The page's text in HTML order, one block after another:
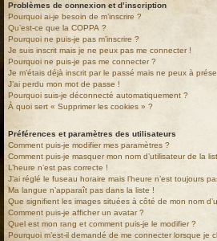
Problèmes de connexion et d’inscription
Pourquoi ai-je besoin de m’inscrire ?
Qu’est-ce que la COPPA ?
Pourquoi ne puis-je pas m’inscrire ?
Je suis inscrit mais je ne peux pas me connecter !
Pourquoi ne puis-je pas me connecter ?
Je m’étais déjà inscrit par le passé mais ne peux à
J’ai perdu mon mot de passe !
Pourquoi suis-je déconnecté automatiquement ?
À quoi sert « Supprimer les cookies » ?
Préférences et paramètres des utilisateurs
Comment puis-je modifier mes paramètres ?
Comment puis-je masquer mon nom d’utilisateur de la
L’heure n’est pas correcte !
J’ai réglé le fuseau horaire mais l’heure n’est toujours
Ma langue n’apparaît pas dans la liste !
Que signifient les images situées à côté de mon nom
Comment puis-je afficher un avatar ?
Quel est mon rang et comment puis-je le modifier ?
Pourquoi m’est-il demandé de me connecter lorsque je